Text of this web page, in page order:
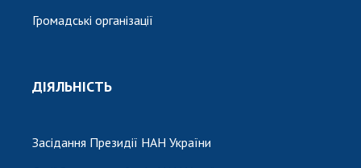
Громадські організації
ДІЯЛЬНІСТЬ
Засідання Президії НАН України